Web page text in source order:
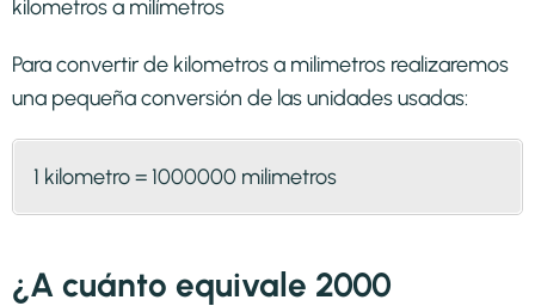
Para convertir de kilometros a milimetros realizaremos
una pequeña conversión de las unidades usadas:
1 kilometro = 1000000 milimetros
¿A cuánto equivale 2000